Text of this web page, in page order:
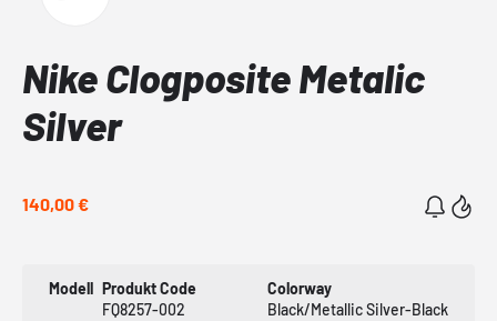
Nike Clogposite Metalic
Silver
140,00 €
Modell Produkt Code
FQ8257-002
Colorway
Black/Metallic Silver-Black